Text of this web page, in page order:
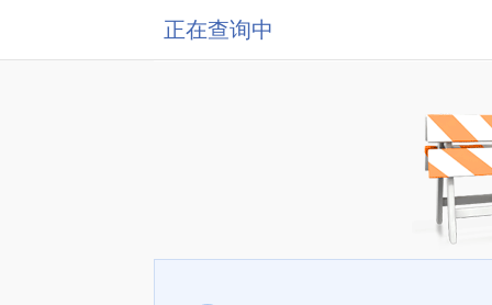
正在查询中